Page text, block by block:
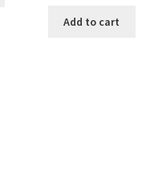
Add to cart